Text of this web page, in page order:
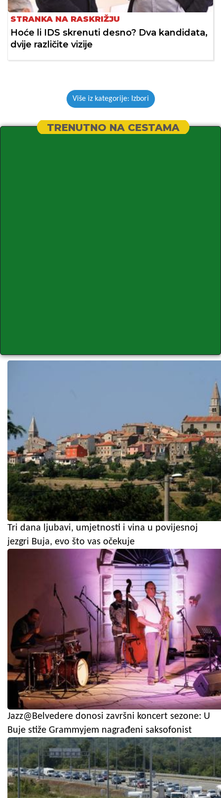
STRANKA NA RASKRIŽJU
Hoće li IDS skrenuti desno? Dva kandidata,
dvije različite vizije
Više iz kategorije: Izbori
TRENUTNO NA CESTAMA
Tri dana ljubavi, umjetnosti i vina u povijesnoj
jezgri Buja, evo što vas očekuje
Jazz@Belvedere donosi završni koncert sezone: U
Buje stiže Grammyjem nagrađeni saksofonist